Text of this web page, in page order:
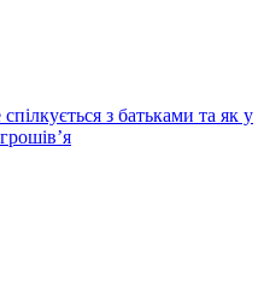
з батьками та як у